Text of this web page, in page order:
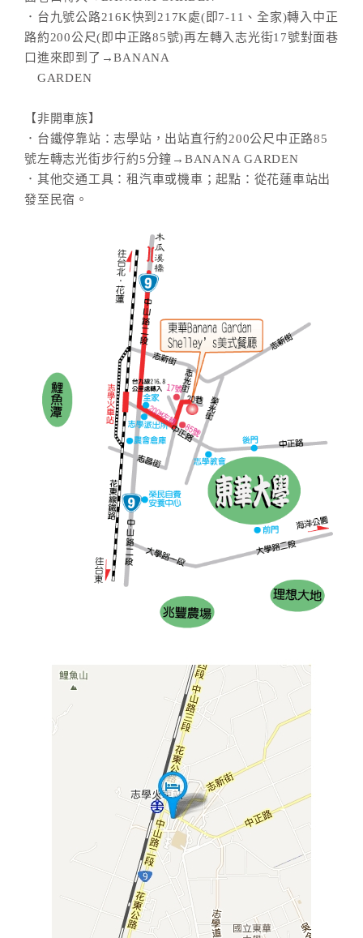
．台九號公路216K快到217K處(即7-11、全家)轉入中正
路約200公尺(即中正路85號)再左轉入志光街17號對面巷
口進來即到了→BANANA
GARDEN
【非開車族】
．台鐵停靠站：志學站，出站直行約200公尺中正路85
號左轉志光街步行約5分鐘→BANANA GARDEN
．其他交通工具：租汽車或機車；起點：從花蓮車站出
發至民宿。